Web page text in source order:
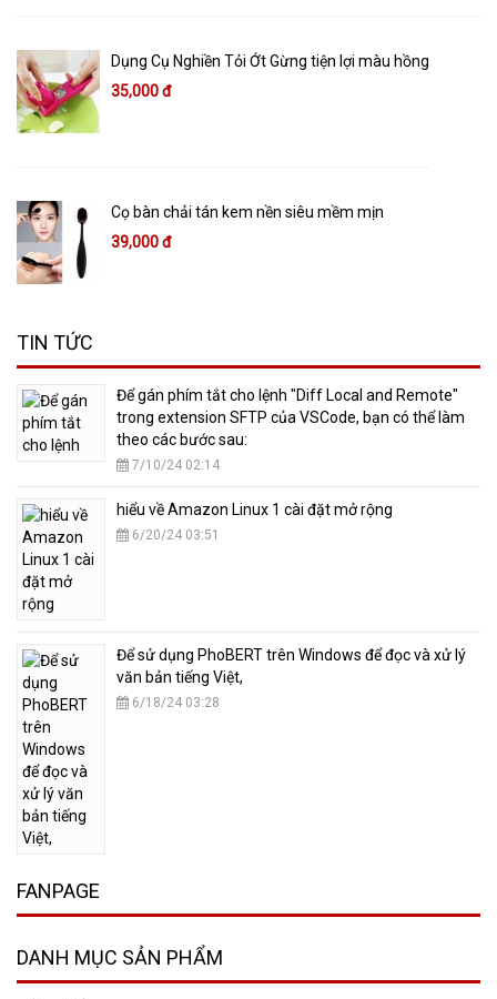
Dụng Cụ Nghiền Tỏi Ớt Gừng tiện lợi màu hồng
35,000 đ
Cọ bàn chải tán kem nền siêu mềm mịn
39,000 đ
TIN TỨC
​Để gán phím tắt cho lệnh "Diff Local and Remote"
trong extension SFTP của VSCode, bạn có thể làm
theo các bước sau:
7/10/24 02:14
hiểu về Amazon Linux 1 cài đặt mở rộng
6/20/24 03:51
​Để sử dụng PhoBERT trên Windows để đọc và xử lý
văn bản tiếng Việt,
6/18/24 03:28
FANPAGE
DANH MỤC SẢN PHẨM